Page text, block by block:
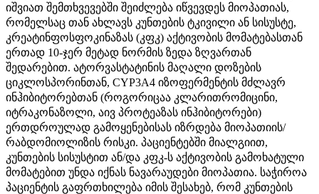
იშვიათ შემთხვევებში შეიძლება იწვევდეს მიოპათიას,
რომელსაც თან ახლავს კუნთების ტკივილი ან სისუსტე,
კრეატინფოსფოკინაზას (კფკ) აქტივობის მომატებასთან
ერთად 10-ჯერ მეტად ნორმის ზედა ზღვართან
შედარებით. ატორვასტატინის მაღალი დოზების
ციკლოსპორინთან, CYP3A4 იზოფერმენტის მძლავრ
ინჰიბიტორებთან (როგორიცაა კლარითრომიცინი,
იტრაკონაზოლი, აივ პროტეაზას ინჰიბიტორები)
ერთდროულად გამოყენებისას იზრდება მიოპათიის/
რაბდომიოლიზის რისკი. პაციენტებში მიალგიით,
კუნთების სისუსტით ან/და კფკ-ს აქტივობის გამოხატული
მომატებით უნდა იქნას ნავარაუდები მიოპათია. საჭიროა
პაციენტის გაფრთხილება იმის შესახებ, რომ კუნთების